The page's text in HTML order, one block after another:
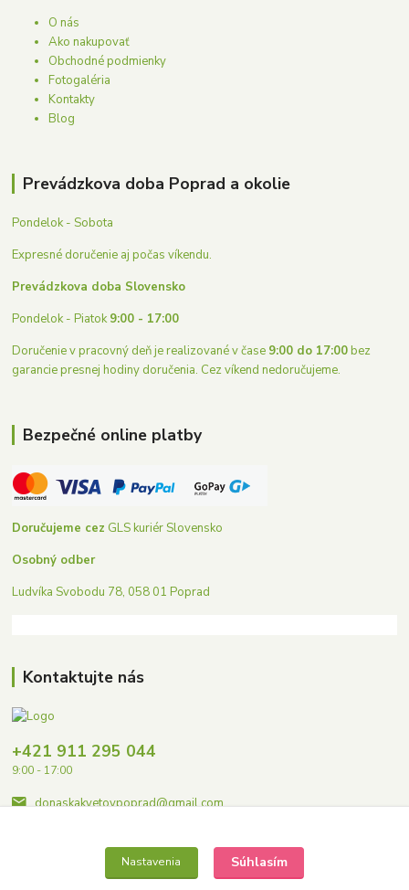
O nás
Ako nakupovať
Obchodné podmienky
Fotogaléria
Kontakty
Blog
Prevádzkova doba Poprad a okolie
Pondelok - Sobota
Expresné doručenie aj počas víkendu.
Prevádzkova doba Slovensko
Pondelok - Piatok9:00 - 17:00
Doručenie v pracovný deň je realizované v čase 9:00 do 17:00bez
garancie presnej hodiny doručenia. Cez víkend nedoručujeme.
Bezpečné online platby
Doručujeme cez GLS kuriér Slovensko
Osobný odber
Ludvíka Svobodu 78, 058 01 Poprad
Kontaktujte nás
+421 911 295 044
9:00 - 17:00
donaskakvetovpoprad@gmail.com
Nastavenia Súhlasím